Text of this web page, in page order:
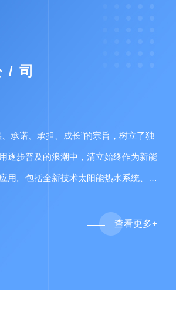
/ 司
承诺、承担、成长”的宗旨，树立了独
逐步普及的浪潮中，清立始终作为新能
用。包括全新技术太阳能热水系统、太
能与太阳能结合应用在不同…
查看更多+